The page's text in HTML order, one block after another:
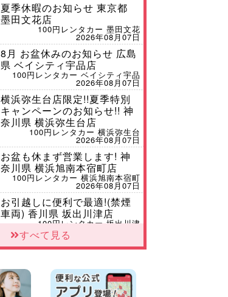
夏季休暇のお知らせ 東京都
墨田文花店
100円レンタカー 墨田文花
2026年08月07日
8月 お盆休みのお知らせ 広島
県 ベイシティ宇品店
100円レンタカー ベイシティ宇品
2026年08月07日
横浜弥生台店限定!!夏季特別
キャンペーンのお知らせ!! 神
奈川県 横浜弥生台店
100円レンタカー 横浜弥生台
2026年08月07日
お盆も休まず営業します! 神
奈川県 横浜旭南本宿町店
100円レンタカー 横浜旭南本宿町
2026年08月07日
お引越しに便利で最適!(禁煙
車両) 香川県 坂出川津店
100円レンタカー 坂出川津
【カーシェアのレンタカーが
務原那加店
100円レンタカー 各務原那加
2026年08月06日
すべて見る